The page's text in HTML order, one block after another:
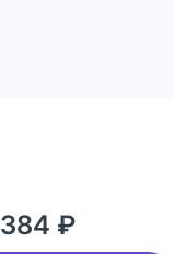
384 ₽